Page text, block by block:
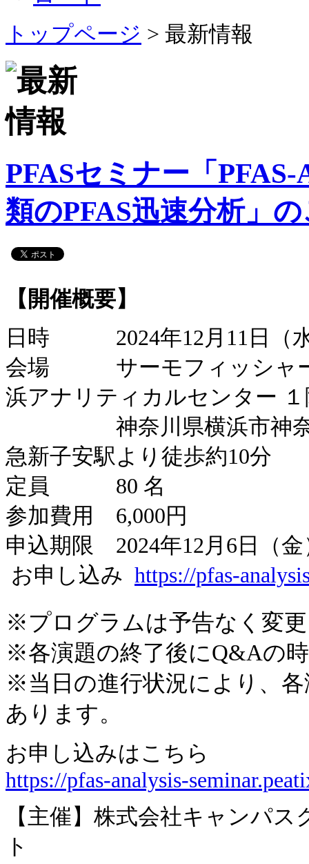
トップページ > 最新情報
PFASセミナー「
類のPFAS迅速分析」
【開催概要】
日時
2024年12月11日（
会場
サーモフィッシャ
浜アナリティカルセンター
神奈川県横浜市神
急新子安駅より徒歩約10分
定員
80 名
参加費用 6,000円
申込期限 2024年12月6日（金
お申し込み https://pfas-
※プログラムは予告なく変
※各演題の終了後にQ&Aの
※当日の進行状況により、
あります。
お申し込みはこちら
https://pfas-analysis-
【主催】株式会社キャンパス